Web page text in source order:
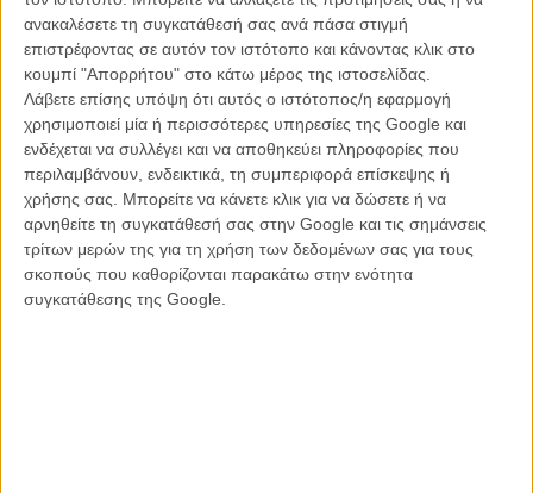
ανακαλέσετε τη συγκατάθεσή σας ανά πάσα στιγμή
επιστρέφοντας σε αυτόν τον ιστότοπο και κάνοντας κλικ στο
κουμπί "Απορρήτου" στο κάτω μέρος της ιστοσελίδας.
Λάβετε επίσης υπόψη ότι αυτός ο ιστότοπος/η εφαρμογή
χρησιμοποιεί μία ή περισσότερες υπηρεσίες της Google και
ενδέχεται να συλλέγει και να αποθηκεύει πληροφορίες που
περιλαμβάνουν, ενδεικτικά, τη συμπεριφορά επίσκεψης ή
χρήσης σας. Μπορείτε να κάνετε κλικ για να δώσετε ή να
αρνηθείτε τη συγκατάθεσή σας στην Google και τις σημάνσεις
τρίτων μερών της για τη χρήση των δεδομένων σας για τους
σκοπούς που καθορίζονται παρακάτω στην ενότητα
συγκατάθεσης της Google.
ταινίας.
Το live action «Φάντασμα στο Κέλυφος » δεν απογοητεύει ακριβώς
αλλά ούτε και ενθουσιάζει. Από την μια πλευρά, η εικονογραφία του
είναι μια χαρά (Το «Blade Runner» συναντά το «Matrix», το οποίο
έτσι κι αλλιώς δανείστηκε πάρα πολλά από το αρχικό «Ghost In The
Shell»), η αναπαράσταση εμβληματικών σκηνών του anime,
επίσης, η μουσική του Κλιντ Μανσέλ ουσιαστικά remixάρει με
επιτυχία το αρχικό score και η Σκάρλετ Τζοχάνσον μετουσιώνεται
πλήρως πια στην ηρωίδα δράσης που έχει τελειοποιήσει ανά τα
χρόνια. Από την άλλη, όμως, η υπεραπλούστευση του σεναρίου
(και το γεγονός ότι γεμίζει άτσαλα τις ηθελημένες τρύπες του φιλμ